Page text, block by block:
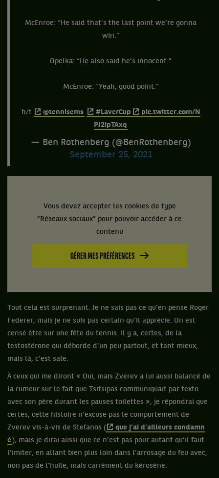
McEnroe: “He said that’s the last point we’re gonna
win.”
Opelka: “He also said he’s innocent.”
McEnroe: “Yeah, good point.”
h/t @tennisems #LaverCup
pic.twitter.com/N
PJ2IpTAxq
— Ben Rothenberg (@BenRothenberg)
September 25, 2021
Vous devez accepter les cookies de type
"Réseaux sociaux" pour pouvoir accéder à ce
contenu
GÉRER MES PRÉFÉRENCES
Tout cela est surprenant. Je ne sais pas ce qu’en pense Roger
Federer, mais je ne suis pas certain qu’il apprécie. On est
censé être sur une fête du tennis. Il y a, certes, de la
testostérone qui déborde d’un peu partout, et tant mieux,
mais là, c’est sale.
À ceux qui me diront « Oui, mais Zverev a lui aussi balancé de
la rumeur sur le fait que Tsitsipas communiquait par texto
avec son père durant les pauses toilettes », je répondrai que
certes, cette histoire n’excuse pas le comportement de
Zverev vis-à-vis de Stefanos (
que j’ai d’ailleurs condamn
é ), mais je dirai aussi que ce n’est pas pour autant qu’il faut
l’imiter, en allant bien plus loin dans l’arrosage du feu avec,
non pas de l’huile, mais carrément du kérosène.